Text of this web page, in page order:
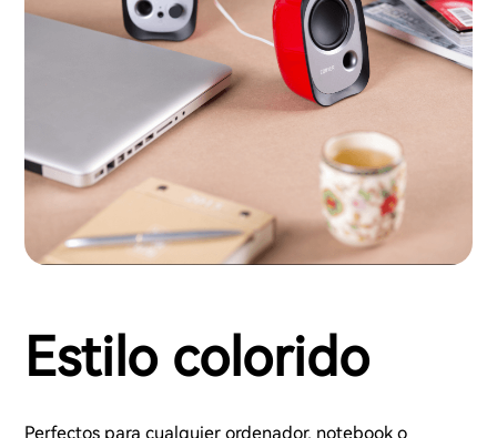
Estilo colorido
Perfectos para cualquier ordenador, notebook o